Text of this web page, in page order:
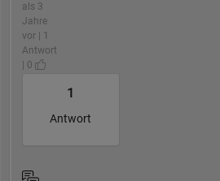
als 3
Jahre
vor | 1
Antwort
| 0
1
Antwort